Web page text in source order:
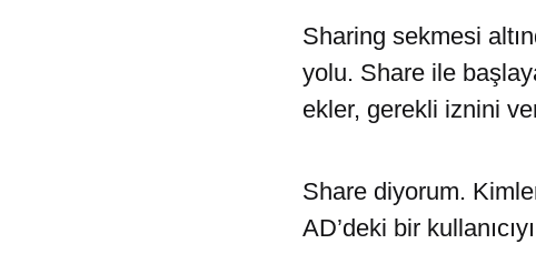
Sharing sekmesi
yolu. Share ile
ekler, gerekli iznini
Share diyorum.
AD’deki bir